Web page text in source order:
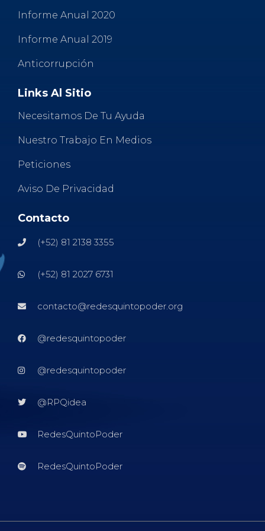
Informe Anual 2020
Informe Anual 2019
Anticorrupción
Links Al Sitio
Necesitamos De Tu Ayuda
Nuestro Trabajo En Medios
Peticiones
Aviso De Privacidad
Contacto
(+52) 81 2138 3355
(+52) 81 2027 6731
contacto@redesquintopoder.org
@redesquintopoder
@redesquintopoder
@RPQidea
RedesQuintoPoder
RedesQuintoPoder